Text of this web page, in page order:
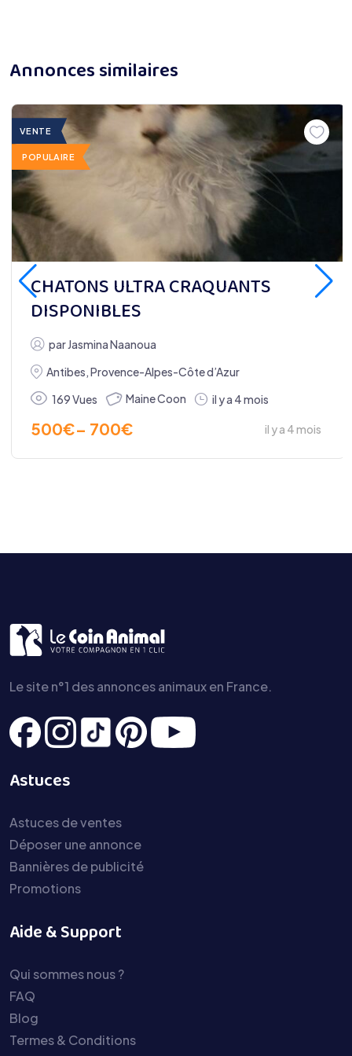
Annonces similaires
VENTE
POPULAIRE
CHATONS ULTRA CRAQUANTS
DISPONIBLES
parJasmina Naanoua
Antibes,Provence-Alpes-Côte d’Azur
169 Vues
Maine Coon il y a 4 mois
500€– 700€ il y a 4 mois
Le site n°1 des annonces animaux en France.
Astuces
Astuces de ventes
Déposer une annonce
Bannières de publicité
Promotions
Aide & Support
Qui sommes nous ?
FAQ
Blog
Termes & Conditions